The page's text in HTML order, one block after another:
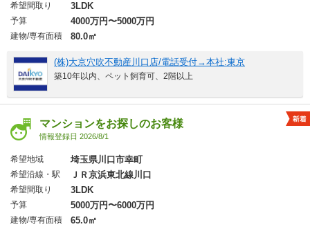
希望間取り 3LDK
予算 4000万円〜5000万円
建物/専有面積 80.0㎡
(株)大京穴吹不動産川口店/電話受付→本社:東京
築10年以内、ペット飼育可、2階以上
マンションをお探しのお客様
情報登録日 2026/8/1
希望地域 埼玉県川口市幸町
希望沿線・駅 ＪＲ京浜東北線川口
希望間取り 3LDK
予算 5000万円〜6000万円
建物/専有面積 65.0㎡